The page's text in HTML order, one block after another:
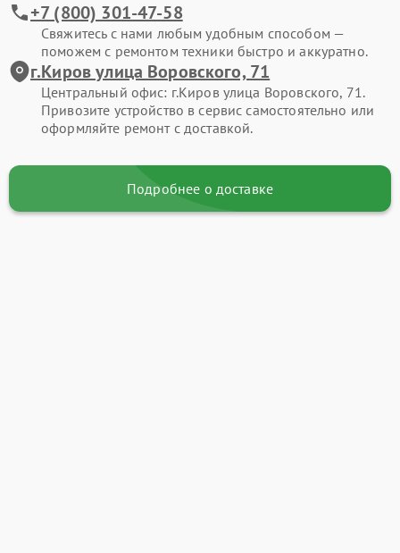
+7 (800) 301-47-58
Свяжитесь с нами любым удобным способом —
поможем с ремонтом техники быстро и аккуратно.
г.Киров улица Воровского, 71
Центральный офис: г.Киров улица Воровского, 71.
Привозите устройство в сервис самостоятельно или
оформляйте ремонт с доставкой.
Подробнее о доставке